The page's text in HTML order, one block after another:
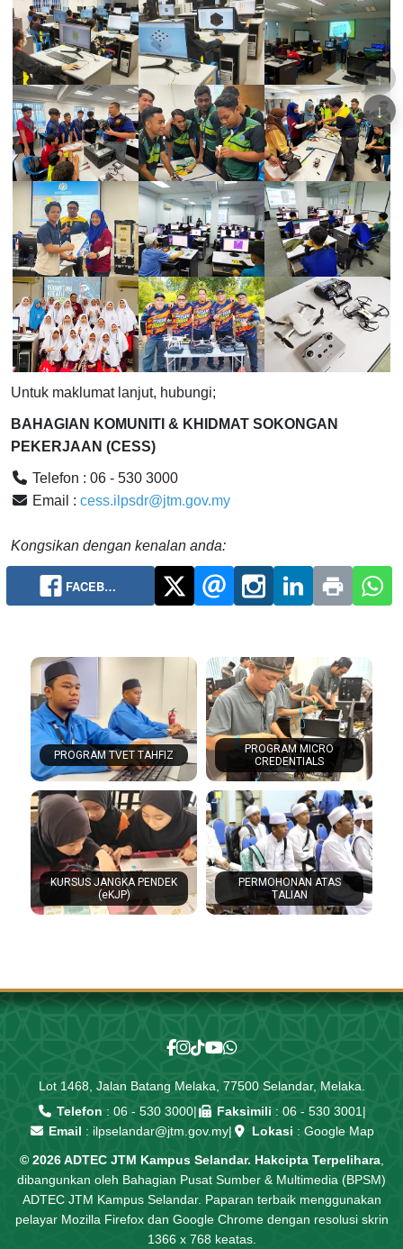
↑
↓
Untuk maklumat lanjut, hubungi;
BAHAGIAN KOMUNITI & KHIDMAT SOKONGAN
PEKERJAAN (CESS)
 Telefon : 06 - 530 3000
 Email : cess.ilpsdr@jtm.gov.my
Kongsikan dengan kenalan anda:
FACEB…
PROGRAM TVET TAHFIZ
PROGRAM MICRO
CREDENTIALS
KURSUS JANGKA PENDEK
(eKJP)
PERMOHONAN ATAS
TALIAN
Lot 1468, Jalan Batang Melaka, 77500 Selandar, Melaka.
Telefon : 06 - 530 3000| Faksimili : 06 - 530 3001 |
Email : ilpselandar@jtm.gov.my| Lokasi : Google Map
© 2026 ADTEC JTM Kampus Selandar. Hakcipta Terpelihara,
dibangunkan oleh Bahagian Pusat Sumber & Multimedia (BPSM)
ADTEC JTM Kampus Selandar. Paparan terbaik menggunakan
pelayar Mozilla Firefox dan Google Chrome dengan resolusi skrin
1366 x 768 keatas.